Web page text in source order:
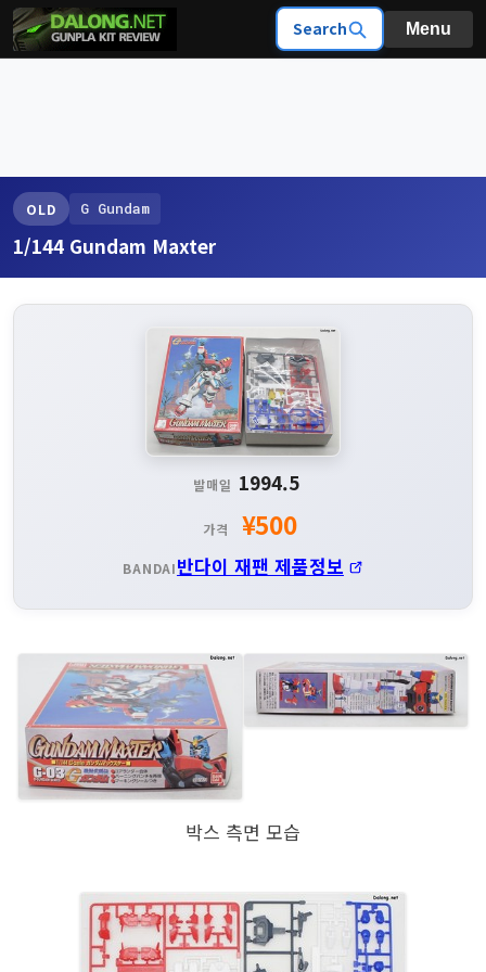
Search Menu
OLD G Gundam
1/144 Gundam Maxter
발매일 1994.5
가격 ¥500
BANDAI반다이 재팬 제품정보
박스 측면 모습